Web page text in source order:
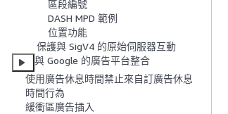
區段編號
DASH MPD 範例
位置功能
保護與 SigV4 的原始伺服器互動
與 Google 的廣告平台整合
使用廣告休息時間禁止來自訂廣告休息
時間行為
緩衝區廣告插入